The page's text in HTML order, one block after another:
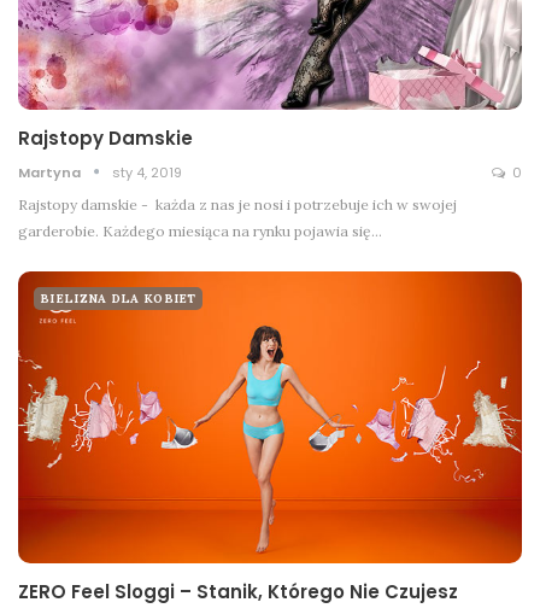
Rajstopy Damskie
Martyna sty 4, 2019 0
Rajstopy damskie - każda z nas je nosi i potrzebuje ich w swojej
garderobie. Każdego miesiąca na rynku pojawia się…
BIELIZNA DLA KOBIET
ZERO Feel Sloggi – Stanik, Którego Nie Czujesz